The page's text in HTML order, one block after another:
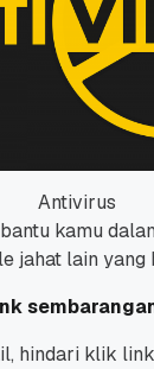
Antivirus
kamu
jahat lain yang
hindari klik